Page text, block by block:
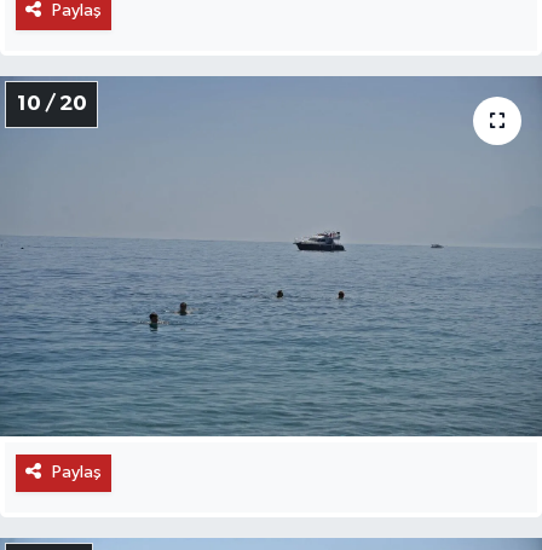
Paylaş
10 / 20
Paylaş